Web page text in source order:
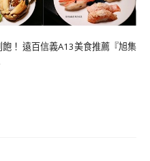
飽！ 遠百信義A13美食推薦『旭集